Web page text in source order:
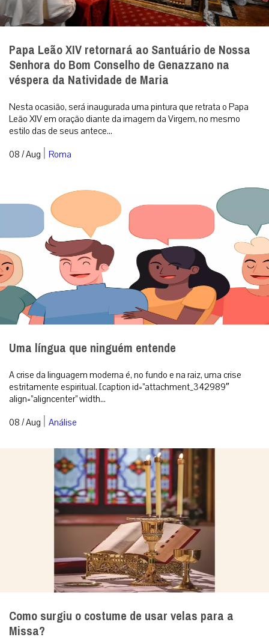
Papa Leão XIV retornará ao Santuário de Nossa
Senhora do Bom Conselho de Genazzano na
véspera da Natividade de Maria
Nesta ocasião, será inaugurada uma pintura que retrata o Papa
Leão XIV em oração diante da imagem da Virgem, no mesmo
estilo das de seus antece...
08 / Aug | Roma
Uma língua que ninguém entende
A crise da linguagem moderna é, no fundo e na raiz, uma crise
estritamente espiritual. [caption id=”attachment_342989″
align=”aligncenter” width...
08 / Aug | Análise
Como surgiu o costume de usar velas para a
Missa?